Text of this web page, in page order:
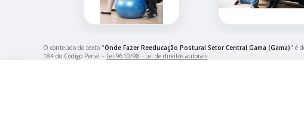
O conteúdo do texto "Onde Fazer Reeducação Postural Setor Central Gama (Gama)" é
184 do Código Penal – Lei 9610/98 - Lei de direitos autorais